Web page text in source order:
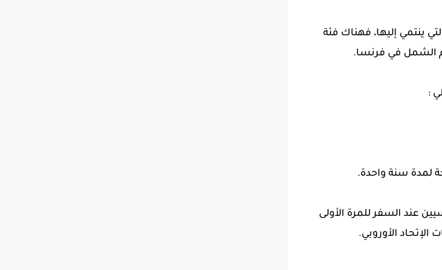
ينتمي إليها، فهناك فئة
الشمل في فرنسا.
:
لمدة سنة واحدة.
عند السفر للمرة الأولى
الأوروبي.